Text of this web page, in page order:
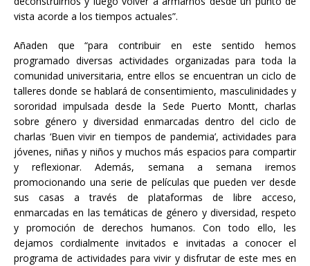
vista acorde a los tiempos actuales”.
Añaden que “para contribuir en este sentido hemos
programado diversas actividades organizadas para toda la
comunidad universitaria, entre ellos se encuentran un ciclo de
talleres donde se hablará de consentimiento, masculinidades y
sororidad impulsada desde la Sede Puerto Montt, charlas
sobre género y diversidad enmarcadas dentro del ciclo de
charlas ‘Buen vivir en tiempos de pandemia’, actividades para
jóvenes, niñas y niños y muchos más espacios para compartir
y reflexionar. Además, semana a semana iremos
promocionando una serie de películas que pueden ver desde
sus casas a través de plataformas de libre acceso,
enmarcadas en las temáticas de género y diversidad, respeto
y promoción de derechos humanos. Con todo ello, les
dejamos cordialmente invitados e invitadas a conocer el
programa de actividades para vivir y disfrutar de este mes en